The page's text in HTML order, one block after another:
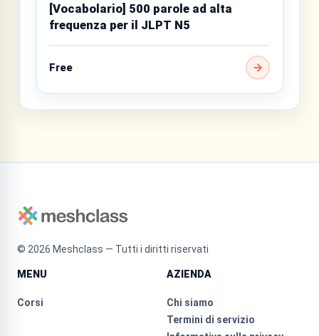
[Vocabolario] 500 parole ad alta
frequenza per il JLPT N5
Free
© 2026 Meshclass — Tutti i diritti riservati
MENU
Corsi
AZIENDA
Chi siamo
Termini di servizio